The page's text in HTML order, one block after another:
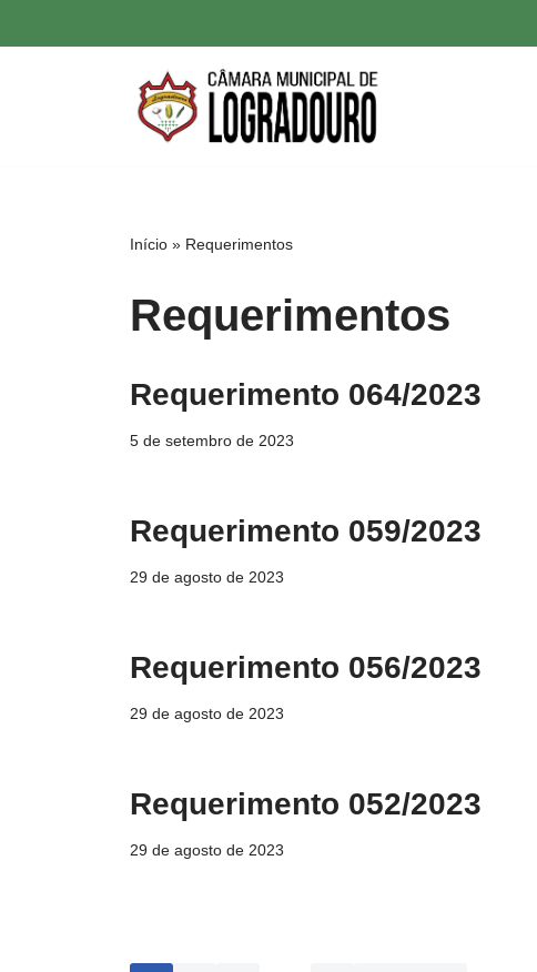
Início » Requerimentos
Requerimentos
Requerimento 064/2023
5 de setembro de 2023
Requerimento 059/2023
29 de agosto de 2023
Requerimento 056/2023
29 de agosto de 2023
Requerimento 052/2023
29 de agosto de 2023